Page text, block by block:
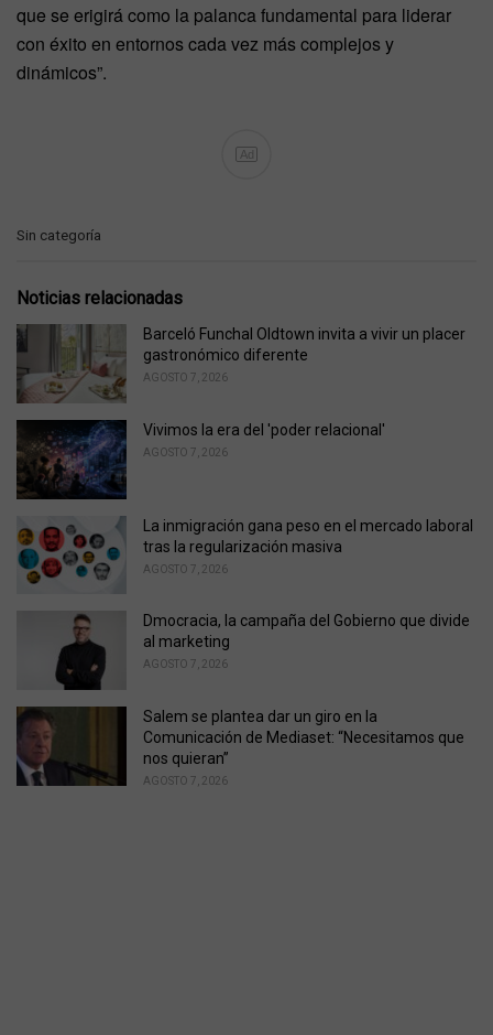
que se erigirá como la palanca fundamental para liderar
con éxito en entornos cada vez más complejos y
dinámicos”.
Ad
C
e
o
r
e
Sin categoría
Noticias relacionadas
Barceló Funchal Oldtown invita a vivir un placer
gastronómico diferente
AGOSTO 7, 2026
Vivimos la era del 'poder relacional'
AGOSTO 7, 2026
La inmigración gana peso en el mercado laboral
tras la regularización masiva
AGOSTO 7, 2026
Dmocracia, la campaña del Gobierno que divide
al marketing
AGOSTO 7, 2026
Salem se plantea dar un giro en la
Comunicación de Mediaset: “Necesitamos que
nos quieran”
AGOSTO 7, 2026